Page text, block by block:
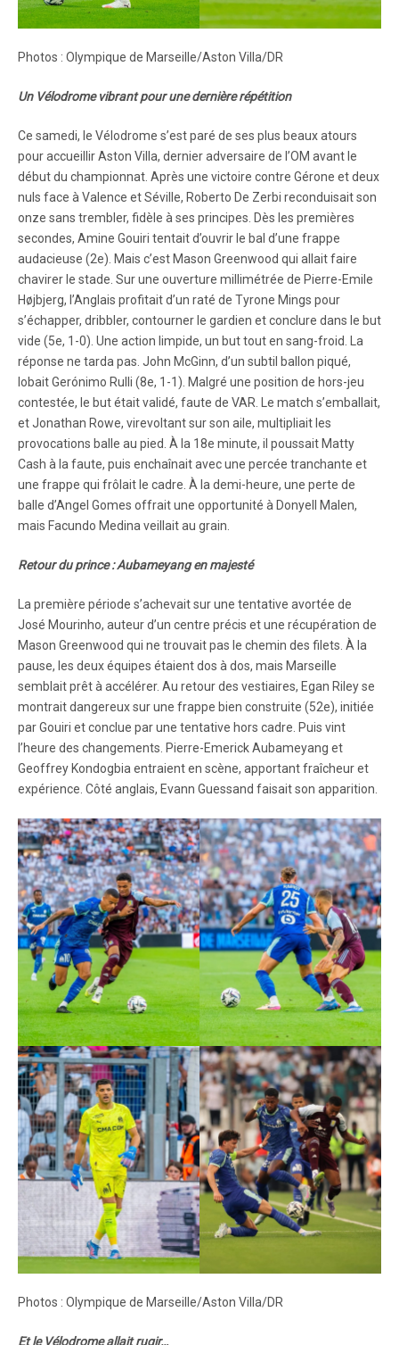
Photos : Olympique de Marseille/Aston Villa/DR
Un Vélodrome vibrant pour une dernière répétition
Ce samedi, le Vélodrome s’est paré de ses plus beaux atours
pour accueillir Aston Villa, dernier adversaire de l’OM avant le
début du championnat. Après une victoire contre Gérone et deux
nuls face à Valence et Séville, Roberto De Zerbi reconduisait son
onze sans trembler, fidèle à ses principes. Dès les premières
secondes, Amine Gouiri tentait d’ouvrir le bal d’une frappe
audacieuse (2e). Mais c’est Mason Greenwood qui allait faire
chavirer le stade. Sur une ouverture millimétrée de Pierre-Emile
Højbjerg, l’Anglais profitait d’un raté de Tyrone Mings pour
s’échapper, dribbler, contourner le gardien et conclure dans le but
vide (5e, 1-0). Une action limpide, un but tout en sang-froid. La
réponse ne tarda pas. John McGinn, d’un subtil ballon piqué,
lobait Gerónimo Rulli (8e, 1-1). Malgré une position de hors-jeu
contestée, le but était validé, faute de VAR. Le match s’emballait,
et Jonathan Rowe, virevoltant sur son aile, multipliait les
provocations balle au pied. À la 18e minute, il poussait Matty
Cash à la faute, puis enchaînait avec une percée tranchante et
une frappe qui frôlait le cadre. À la demi-heure, une perte de
balle d’Angel Gomes offrait une opportunité à Donyell Malen,
mais Facundo Medina veillait au grain.
Retour du prince : Aubameyang en majesté
La première période s’achevait sur une tentative avortée de
José Mourinho, auteur d’un centre précis et une récupération de
Mason Greenwood qui ne trouvait pas le chemin des filets. À la
pause, les deux équipes étaient dos à dos, mais Marseille
semblait prêt à accélérer. Au retour des vestiaires, Egan Riley se
montrait dangereux sur une frappe bien construite (52e), initiée
par Gouiri et conclue par une tentative hors cadre. Puis vint
l’heure des changements. Pierre-Emerick Aubameyang et
Geoffrey Kondogbia entraient en scène, apportant fraîcheur et
expérience. Côté anglais, Evann Guessand faisait son apparition.
Photos : Olympique de Marseille/Aston Villa/DR
Et le Vélodrome allait rugir…